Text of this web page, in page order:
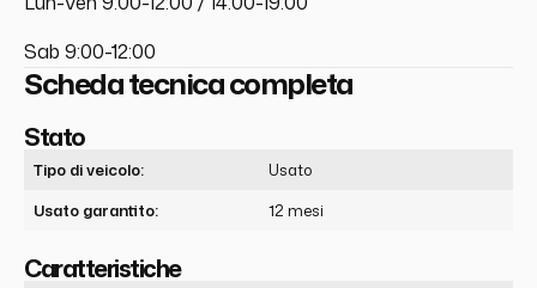
Sab 9:00-12:00
Scheda tecnica completa
Stato
Tipo di veicolo:
Usato
Usato garantito:
12 mesi
Caratteristiche